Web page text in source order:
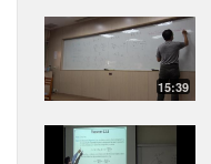
15:39